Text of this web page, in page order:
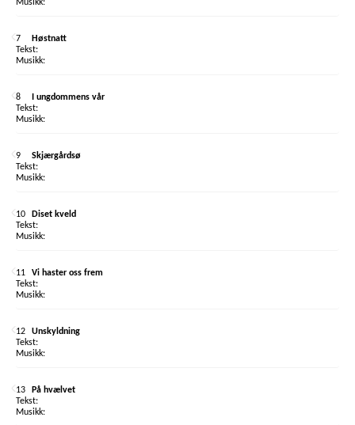
7 Høstnatt
8 I ungdommens vår
9 Skjærgårdsø
10 Diset kveld
11 Vi haster oss frem
12 Unskyldning
13 På hvælvet